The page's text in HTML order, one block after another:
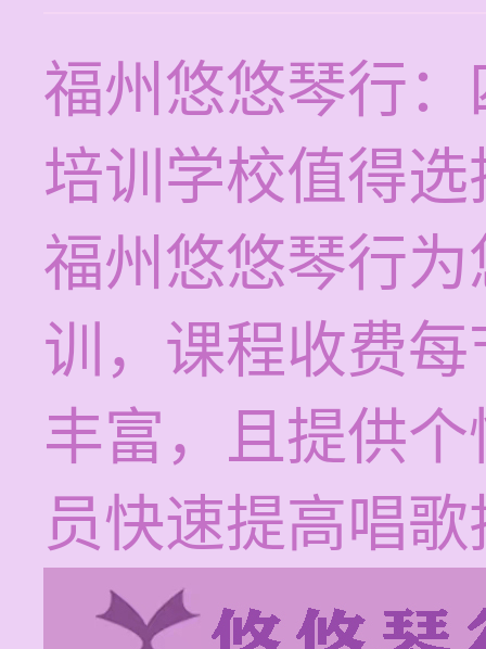
福州悠悠琴行
培训学校值得选
福州悠悠琴行
训，课程收费
丰富，且提供
员快速提高唱